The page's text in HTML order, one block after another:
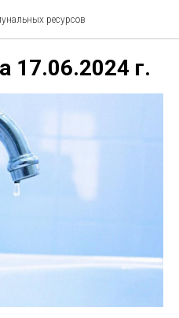
ресурсов
17.06.2024 г.